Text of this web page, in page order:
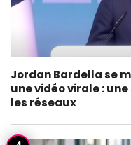
Jordan Bardella se
une vidéo virale :
les réseaux